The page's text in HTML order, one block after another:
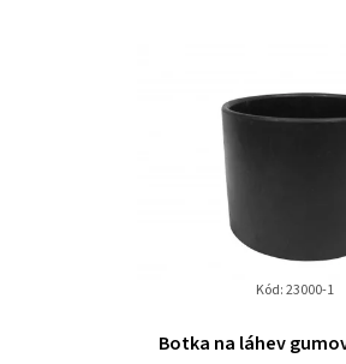
Botka na láhev
Kód:23000-1